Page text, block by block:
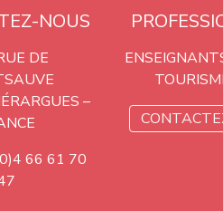
NOUS
DE
–
66 61 70